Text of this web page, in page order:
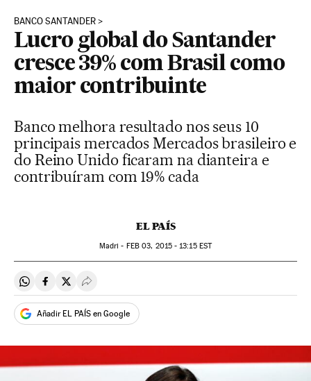
BANCO SANTANDER
Lucro global do Santander
cresce 39% com Brasil como
maior contribuinte
Banco melhora resultado nos seus 10
principais mercados Mercados brasileiro e
do Reino Unido ficaram na dianteira e
contribuíram com 19% cada
EL PAÍS
Madri - FEB 03, 2015 - 13:15EST
Compartir en Whatsapp
Compartir en Facebook
Compartir en Twitter
Desplegar Redes Sociales
Añadir EL PAÍS en Google